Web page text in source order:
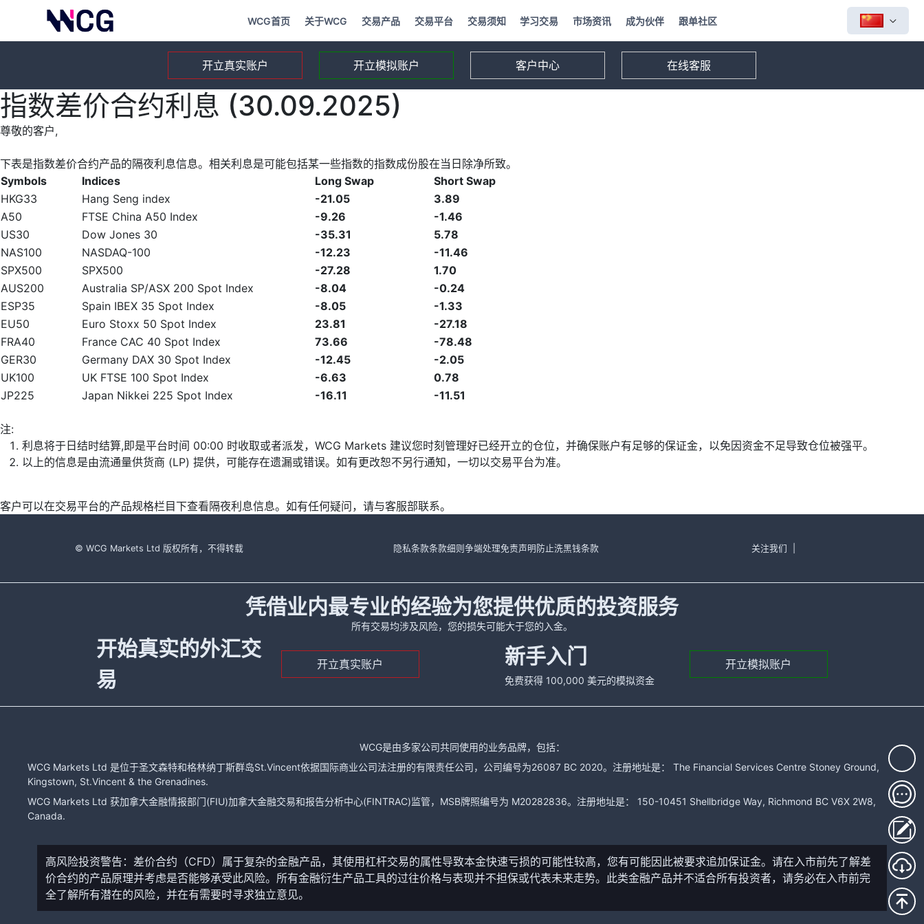
WCG首页 关于WCG 交易产品 交易平台 交易须知 学习交易 市场资讯 成为伙伴 跟单社区
开立真实账户 开立模拟账户 客户中心 在线客服
指数差价合约利息 (30.09.2025)
尊敬的客户,
下表是指数差价合约产品的隔夜利息信息。相关利息是可能包括某一些指数的指数成份股在当日除净所致。
Symbols
Indices Long Swap
Short Swap
HKG33
Hang Seng index -21.05
3.89
A50
FTSE China A50 Index -9.26
-1.46
US30
Dow Jones 30 -35.31
5.78
NAS100
NASDAQ-100 -12.23
-11.46
SPX500
SPX500 -27.28
1.70
AUS200
Australia SP/ASX 200 Spot Index -8.04
-0.24
ESP35
Spain IBEX 35 Spot Index -8.05
-1.33
EU50
Euro Stoxx 50 Spot Index 23.81
-27.18
FRA40
France CAC 40 Spot Index 73.66
-78.48
GER30
Germany DAX 30 Spot Index -12.45
-2.05
UK100
UK FTSE 100 Spot Index -6.63
0.78
JP225
Japan Nikkei 225 Spot Index -16.11 -11.51
注:
利息将于日结时结算,即是平台时间 00:00 时收取或者派发，WCG Markets 建议您时刻管理好已经开立的仓位，并确保账户有足够的保证金，以免因资金不足导致仓位被强平。
以上的信息是由流通量供货商 (LP) 提供，可能存在遗漏或错误。如有更改恕不另行通知，一切以交易平台为准。
客户可以在交易平台的产品规格栏目下查看隔夜利息信息。如有任何疑问，请与客服部联系。
© WCG Markets Ltd 版权所有，不得转载 隐私条款条款细则 争端处理免责声明 防止洗黑钱条款 关注我们
凭借业内最专业的经验为您提供优质的投资服务
所有交易均涉及风险，您的损失可能大于您的入金。
开始真实的外汇交
易
开立真实账户 新手入门
免费获得 100,000 美元的模拟资金
开立模拟账户
WCG是由多家公司共同使用的业务品牌，包括：
WCG Markets Ltd 是位于圣文森特和格林纳丁斯群岛St.Vincent依据国际商业公司法注册的有限责任公司，公司编号为26087 BC 2020。注册地址是： The Financial Services Centre Stoney Ground,
Kingstown, St.Vincent & the Grenadines.
WCG Markets Ltd 获加拿大金融情报部门(FIU)加拿大金融交易和报告分析中心(FINTRAC)监管，MSB牌照编号为 M20282836。注册地址是： 150-10451 Shellbridge Way, Richmond BC V6X 2W8,
Canada.
高风险投资警告：差价合约（CFD）属于复杂的金融产品，其使用杠杆交易的属性导致本金快速亏损的可能性较高，您有可能因此被要求追加保证金。请在入市前先了解差
价合约的产品原理并考虑是否能够承受此风险。所有金融衍生产品工具的过往价格与表现并不担保或代表未来走势。此类金融产品并不适合所有投资者，请务必在入市前完
全了解所有潜在的风险，并在有需要时寻求独立意见。